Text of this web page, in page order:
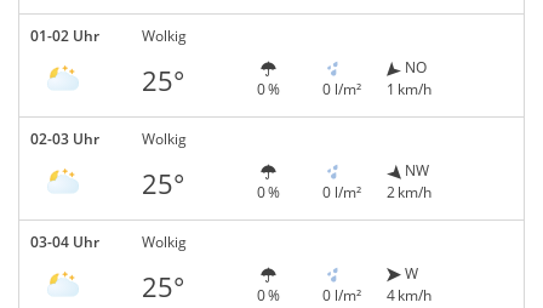
01-02 Uhr Wolkig
25° 0 % 0 l/m²
NO
1 km/h
02-03 Uhr Wolkig
25° 0 % 0 l/m²
NW
2 km/h
03-04 Uhr Wolkig
25° 0 % 0 l/m²
W
4 km/h